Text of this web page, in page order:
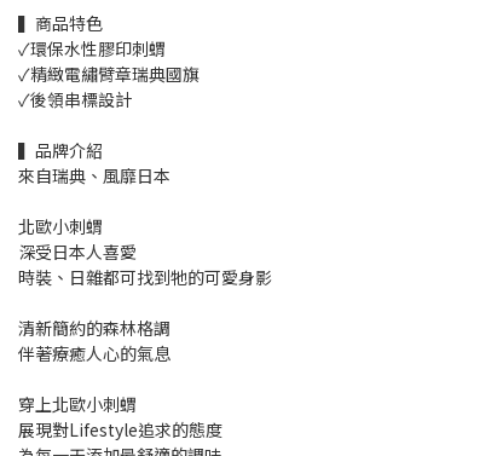
▍商品特色
✓環保水性膠印刺蝟
✓精緻電繡臂章瑞典國旗
✓後領串標設計
▍品牌介紹
來自瑞典、風靡日本
北歐小刺蝟
深受日本人喜愛
時裝、日雜都可找到牠的可愛身影
清新簡約的森林格調
伴著療癒人心的氣息
穿上北歐小刺蝟
展現對Lifestyle追求的態度